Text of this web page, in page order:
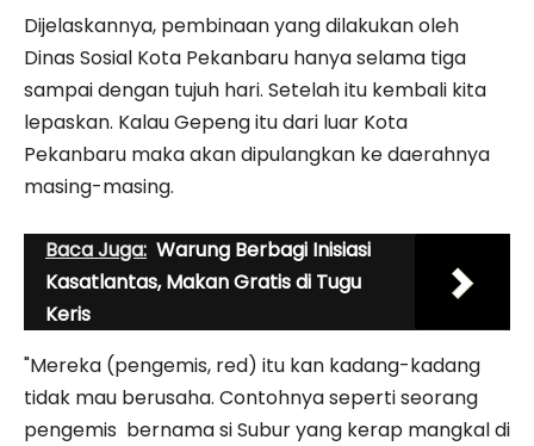
Dijelaskannya, pembinaan yang dilakukan oleh
Dinas Sosial Kota Pekanbaru hanya selama tiga
sampai dengan tujuh hari. Setelah itu kembali kita
lepaskan. Kalau Gepeng itu dari luar Kota
Pekanbaru maka akan dipulangkan ke daerahnya
masing-masing.
Baca Juga: Warung Berbagi Inisiasi
Kasatlantas, Makan Gratis di Tugu
Keris
"Mereka (pengemis, red) itu kan kadang-kadang
tidak mau berusaha. Contohnya seperti seorang
pengemis bernama si Subur yang kerap mangkal di